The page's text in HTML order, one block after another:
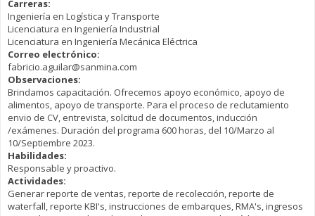
Carreras:
Ingeniería en Logística y Transporte
Licenciatura en Ingeniería Industrial
Licenciatura en Ingeniería Mecánica Eléctrica
Correo electrónico:
fabricio.aguilar@sanmina.com
Observaciones:
Brindamos capacitación. Ofrecemos apoyo económico, apoyo de
alimentos, apoyo de transporte. Para el proceso de reclutamiento
envio de CV, entrevista, solcitud de documentos, inducción
/exámenes. Duración del programa 600 horas, del 10/Marzo al
10/Septiembre 2023.
Habilidades:
Responsable y proactivo.
Actividades:
Generar reporte de ventas, reporte de recolección, reporte de
waterfall, reporte KBI's, instrucciones de embarques, RMA's, ingresos